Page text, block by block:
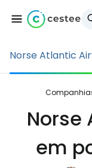
Norse Atlantic
Norse
em
... a